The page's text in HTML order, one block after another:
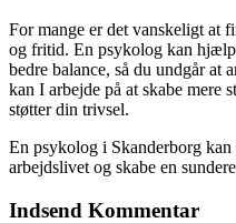
For mange er det vanskeligt at
og fritid. En psykolog kan
bedre balance, så du undgår at
kan I arbejde på at skabe mere
støtter din trivsel.
En psykolog i Skanderborg
arbejdslivet og skabe en
Indsend Kommentar